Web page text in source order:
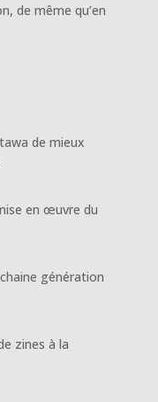
de même qu’en
de mieux
en œuvre du
génération
zines à la